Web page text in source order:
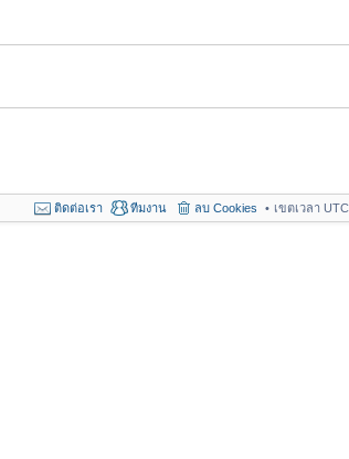
เขตเวลา
ลบ Cookies
ทีมงาน
ติดต่อเรา